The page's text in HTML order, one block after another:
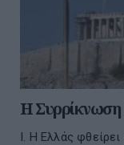
Η Συρρίκνωση
Ι. Η Ελλάς φθείρει